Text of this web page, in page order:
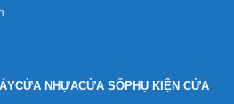
CỬA NHỰACỬA SỔPHỤ KIỆN CỬA